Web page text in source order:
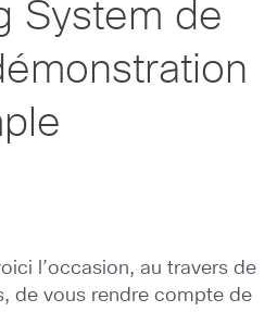
System de
l’occasion, au travers de
de vous rendre compte de